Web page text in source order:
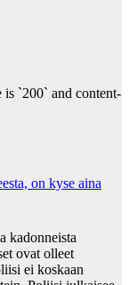
is `200` and content-
on kyse aina
kadonneista
ovat olleet
ei koskaan